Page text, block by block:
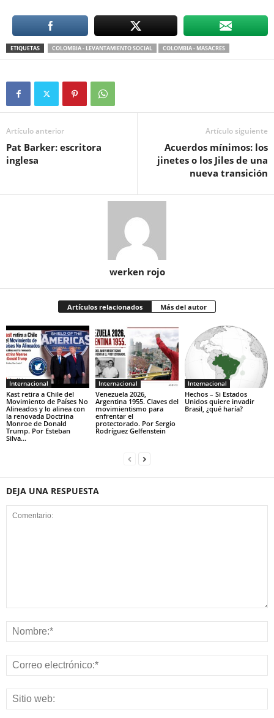
ETIQUETAS COLOMBIA - LEVANTAMIENTO SOCIAL COLOMBIA - MASACRES
Artículo anterior
Pat Barker: escritora
inglesa
Artículo siguiente
Acuerdos mínimos: los
jinetes o los Jiles de una
nueva transición
werken rojo
Artículos relacionados Más del autor
Internacional
Kast retira a Chile del
Movimiento de Países No
Alineados y lo alinea con
la renovada Doctrina
Monroe de Donald
Trump. Por Esteban
Silva...
Internacional
Venezuela 2026,
Argentina 1955. Claves del
movimientismo para
enfrentar el
protectorado. Por Sergio
Rodríguez Gelfenstein
Internacional
Hechos – Si Estados
Unidos quiere invadir
Brasil, ¿qué haría?
DEJA UNA RESPUESTA